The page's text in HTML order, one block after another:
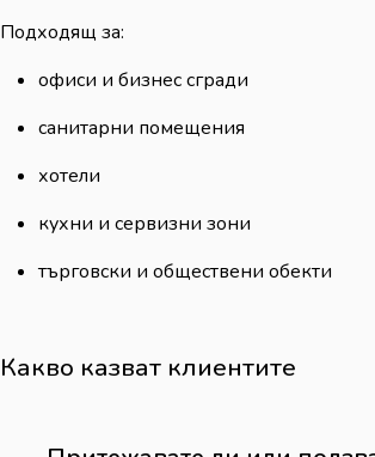
Подходящ за:
офиси и бизнес сгради
санитарни помещения
хотели
кухни и сервизни зони
търговски и обществени обекти
Какво казват клиентите